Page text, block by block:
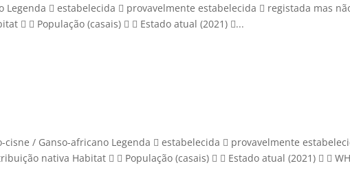
Legenda  estabelecida  provavelmente estabelecida  registada mas
  População (casais)   Estado atual (2021) ...
cisne / Ganso-africano Legenda  estabelecida  provavelmente
nativa Habitat   População (casais)   Estado atual (2021)  